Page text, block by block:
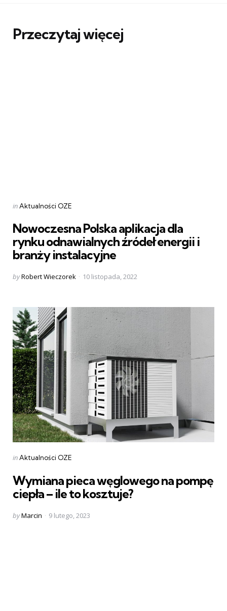
Przeczytaj więcej
Categories
Posted
inAktualności OZE
Nowoczesna Polska aplikacja dla
rynku odnawialnych źródeł energii i
branży instalacyjne
Posted
byRobert Wieczorek 10 listopada, 2022
Categories
Posted
inAktualności OZE
Wymiana pieca węglowego na pompę
ciepła – ile to kosztuje?
Posted
byMarcin 9 lutego, 2023